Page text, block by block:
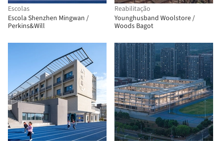
Escolas
Escola Shenzhen Mingwan /
Perkins&Will
Reabilitação
Younghusband Woolstore /
Woods Bagot